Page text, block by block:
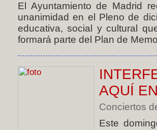
El Ayuntamiento de Madrid
unanimidad en el Pleno de
educativa, social y cultural
formará parte del Plan de
AQUÍ
Conciertos
Este